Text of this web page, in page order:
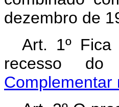
dezembro de
Art. 1º
recesso do
Complementar